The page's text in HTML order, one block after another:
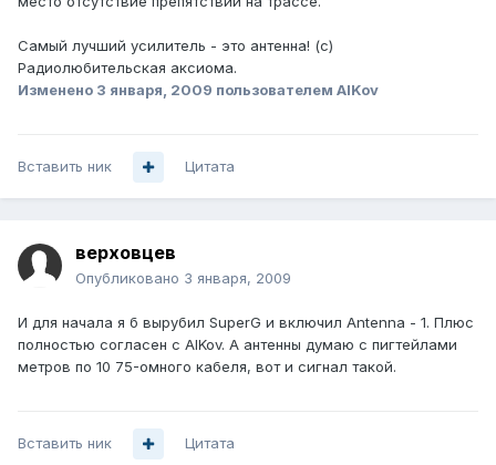
Самый лучший усилитель - это антенна! (с)
Радиолюбительская аксиома.
Изменено 3 января, 2009 пользователем AlKov
Вставить ник Цитата
верховцев
Опубликовано 3 января, 2009
И для начала я б вырубил SuperG и включил Antenna - 1. Плюс
полностью согласен с AlKov. А антенны думаю с пигтейлами
метров по 10 75-омного кабеля, вот и сигнал такой.
Вставить ник Цитата